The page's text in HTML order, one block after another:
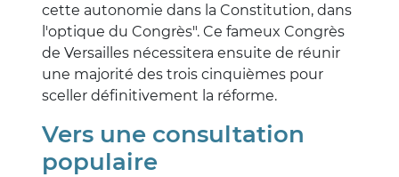
cette autonomie dans la Constitution, dans
l'optique du Congrès". Ce fameux Congrès
de Versailles nécessitera ensuite de réunir
une majorité des trois cinquièmes pour
sceller définitivement la réforme.
Vers une consultation
populaire